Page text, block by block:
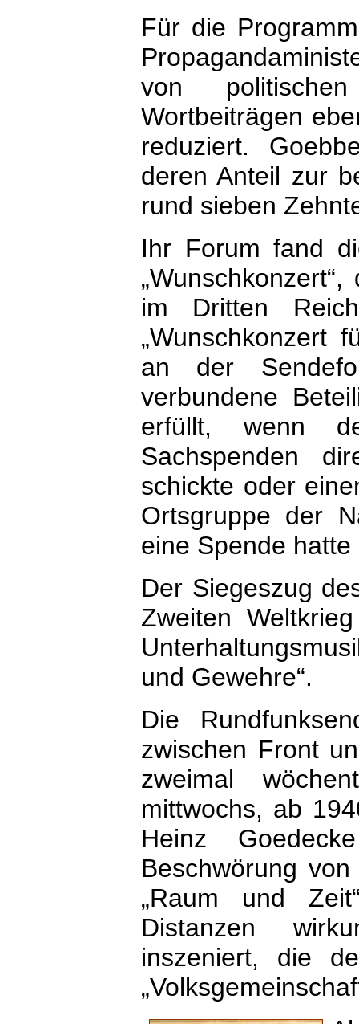
Für die
von
Wortbeiträgen
reduziert.
deren Anteil zur
rund sieben
Ihr Forum fand
im Dritten
„Wunschkonzert
an der
verbundene
erfüllt, wenn
Sachspenden
schickte oder
Ortsgruppe der
eine Spende
Der Siegeszug
Zweiten
und Gewehre“.
Die
zwischen Front
zweimal
mittwochs, ab
Heinz
Beschwörung
„Raum und
Distanzen
inszeniert, die